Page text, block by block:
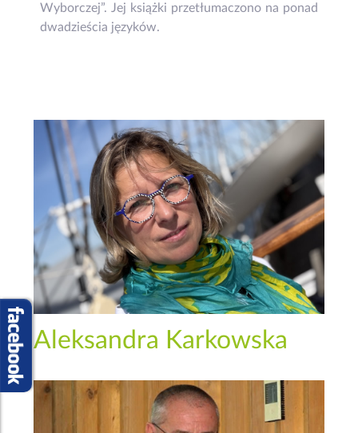
Wyborczej”. Jej książki przetłumaczono na ponad
dwadzieścia języków.
Aleksandra Karkowska